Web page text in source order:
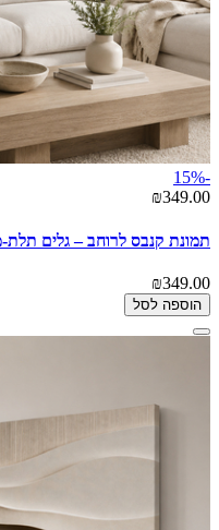
-15%
₪349.00
תמונת קנבס לרוחב – גלים תלת-
₪349.00
הוספה לסל